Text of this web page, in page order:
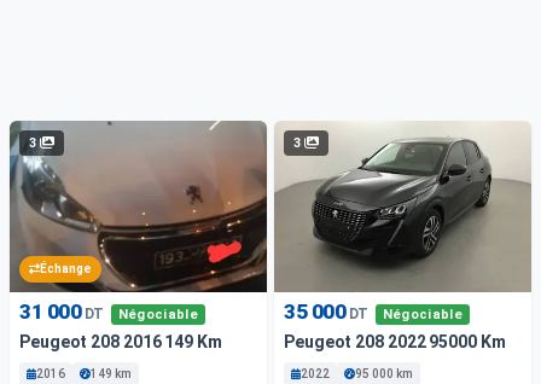
3
Échange
31 000 DT Négociable
Peugeot 208 2016 149 Km
2016 149 km
3
35 000 DT Négociable
Peugeot 208 2022 95000 Km
2022 95 000 km